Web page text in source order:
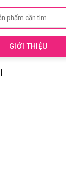
GIỚI THIỆU